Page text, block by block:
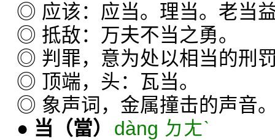
◎ 应该：应当。理当。老当
◎ 抵敌：万夫不当之勇。
◎ 判罪，意为处以相当的刑
◎ 顶端，头：瓦当。
◎ 象声词，金属撞击的声音
● 当 （當）
dàng ㄉㄤˋ